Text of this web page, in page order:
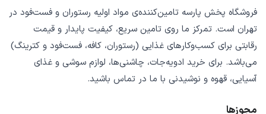
فروشگاه پخش پارسه تامین‌کننده‌ی مواد اولیه رستوران و فست‌فود در
تهران است. تمرکز ما روی تامین سریع، کیفیت پایدار و قیمت
رقابتی برای کسب‌وکارهای غذایی (رستوران، کافه، فست‌فود و کترینگ)
می‌باشد. برای خرید ادویه‌جات، چاشنی‌ها، لوازم سوشی و غذای
آسیایی، قهوه و نوشیدنی با ما در تماس باشید.
مجوزها